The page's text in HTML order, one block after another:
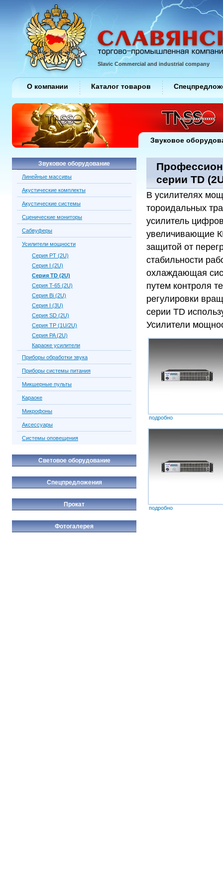
серии TD
В усилителях
тороидальных
усилитель
увеличивающие
защитой от
стабильности
охлаждающая
путем контроля
регулировки
серии TD
Усилители
подробно
подробно
Звуковое оборудование
Линейные массивы
Акустические комплекты
Акустические системы
Сценические мониторы
Сабвуферы
Усилители мощности
Серия PT (2U)
Серия I (2U)
Серия TD (2U)
Серия T-65 (2U)
Серия Bi (2U)
Серия I (3U)
Серия SD (2U)
Серия TP (1U/2U)
Серия PA (2U)
Караоке усилители
Приборы обработки звука
Приборы системы питания
Микшерные пульты
Караоке
Микрофоны
Аксессуары
Системы оповещения
Световое оборудование
Спецпредложения
Прокат
Фотогалерея
Slavic Commercial and industrial company
О компании Каталог товаров
Звуковое